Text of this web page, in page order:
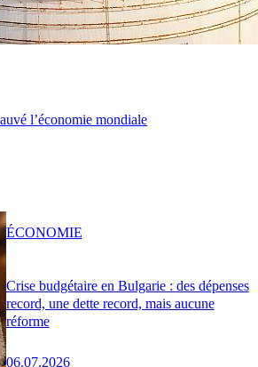
l’économie mondiale
Crise budgétaire en Bulgarie : des dépenses
record, une dette record, mais aucune
réforme
06.07.2026
ÉCONOMIE